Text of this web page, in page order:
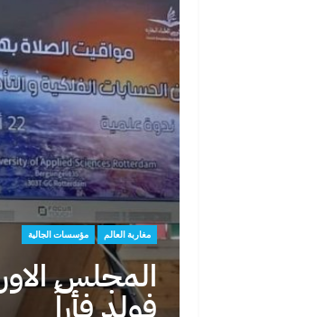
مغاربة العالم مؤسسات الجالية
المجلس
فولد فأراً
عبد